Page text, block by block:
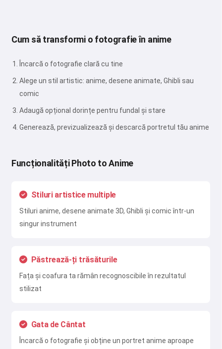
Cum să transformi o fotografie în anime
Încarcă o fotografie clară cu tine
Alege un stil artistic: anime, desene animate, Ghibli sau
comic
Adaugă opțional dorințe pentru fundal și stare
Generează, previzualizează și descarcă portretul tău anime
Funcționalități Photo to Anime
Stiluri artistice multiple
Stiluri anime, desene animate 3D, Ghibli și comic într-un
singur instrument
Păstrează-ți trăsăturile
Fața și coafura ta rămân recognoscibile în rezultatul
stilizat
Gata de Cântat
Încarcă o fotografie și obține un portret anime aproape